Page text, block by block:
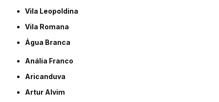
Vila Leopoldina
Vila Romana
Água Branca
Anália Franco
Aricanduva
Artur Alvim